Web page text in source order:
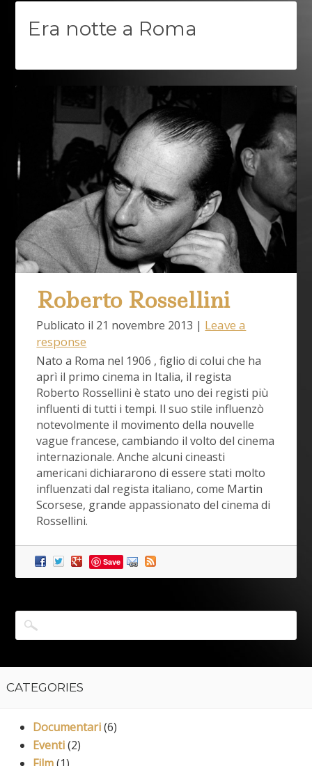
Era notte a Roma
Roberto Rossellini
Publicato il 21 novembre 2013 | Leave a
response
Nato a Roma nel 1906 , figlio di colui che ha
aprì il primo cinema in Italia, il regista
Roberto Rossellini è stato uno dei registi più
influenti di tutti i tempi. Il suo stile influenzò
notevolmente il movimento della nouvelle
vague francese, cambiando il volto del cinema
internazionale. Anche alcuni cineasti
americani dichiararono di essere stati molto
influenzati dal regista italiano, come Martin
Scorsese, grande appassionato del cinema di
Rossellini.
Save
CATEGORIES
Documentari(6)
Eventi(2)